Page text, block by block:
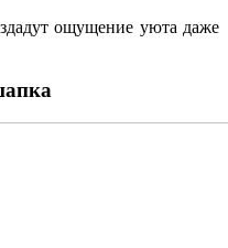
ощущение уюта даже